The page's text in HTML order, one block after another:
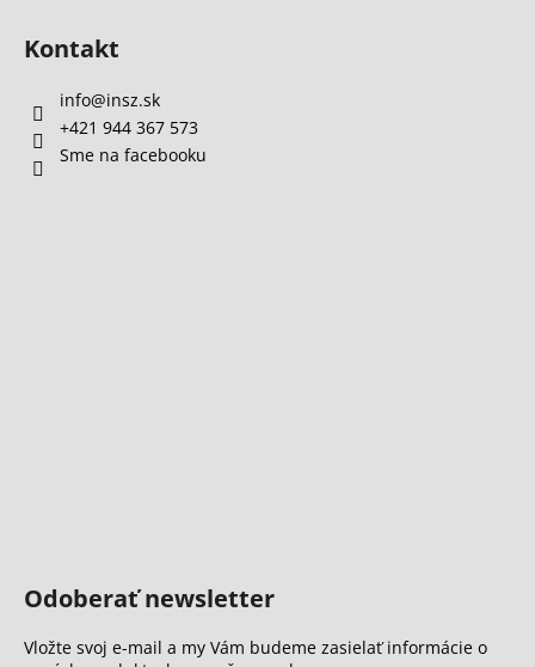
Kontakt
info@insz.sk
+421 944 367 573
Sme na facebooku
Odoberať newsletter
Vložte svoj e-mail a my Vám budeme zasielať informácie o